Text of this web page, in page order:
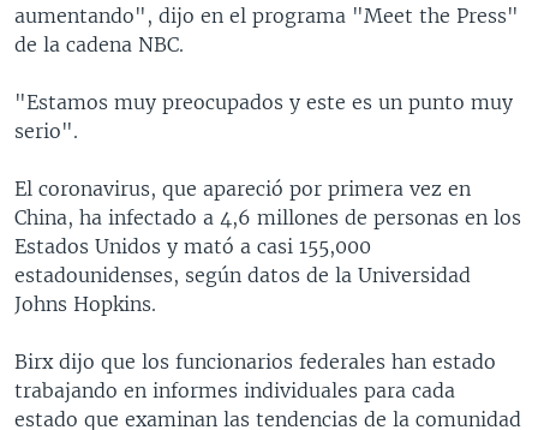
aumentando", dijo en el programa "Meet the Press"
de la cadena NBC.
"Estamos muy preocupados y este es un punto muy
serio".
El coronavirus, que apareció por primera vez en
China, ha infectado a 4,6 millones de personas en los
Estados Unidos y mató a casi 155,000
estadounidenses, según datos de la Universidad
Johns Hopkins.
Birx dijo que los funcionarios federales han estado
trabajando en informes individuales para cada
estado que examinan las tendencias de la comunidad